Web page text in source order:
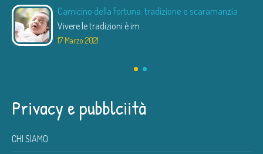
Camicino della fortuna: tradizione e scaramanzia
Vivere le tradizioni è im ...
17 Marzo 2021
Privacy e pubblciità
CHI SIAMO